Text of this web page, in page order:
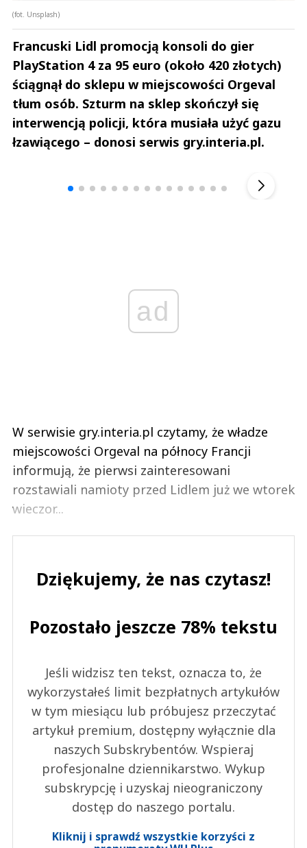
(fot. Unsplash)
Francuski Lidl promocją konsoli do gier
PlayStation 4 za 95 euro (około 420 złotych)
ściągnął do sklepu w miejscowości Orgeval
tłum osób. Szturm na sklep skończył się
interwencją policji, która musiała użyć gazu
łzawiącego – donosi serwis gry.interia.pl.
ad
W serwisie gry.interia.pl czytamy, że władze
miejscowości Orgeval na północy Francji
informują, że pierwsi zainteresowani
rozstawiali namioty przed Lidlem już we wtorek
wieczor...
Dziękujemy, że nas czytasz!
Pozostało jeszcze 78% tekstu
Jeśli widzisz ten tekst, oznacza to, że
wykorzystałeś limit bezpłatnych artykułów
w tym miesiącu lub próbujesz przeczytać
artykuł premium, dostępny wyłącznie dla
naszych Subskrybentów. Wspieraj
profesjonalne dziennikarstwo. Wykup
subskrypcję i uzyskaj nieograniczony
dostęp do naszego portalu.
Kliknij i sprawdź wszystkie korzyści z